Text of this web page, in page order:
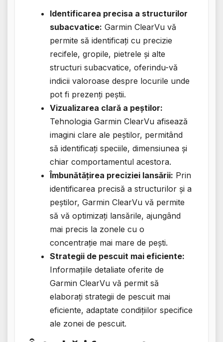
Identificarea precisa a structurilor
subacvatice: Garmin ClearVu vă
permite să identificați cu precizie
recifele, gropile, pietrele și alte
structuri subacvatice, oferindu-vă
indicii valoroase despre locurile unde
pot fi prezenți peștii.
Vizualizarea clară a peștilor:
Tehnologia Garmin ClearVu afisează
imagini clare ale peștilor, permitând
să identificați speciile, dimensiunea și
chiar comportamentul acestora.
Îmbunătățirea preciziei lansării: Prin
identificarea precisă a structurilor și a
peștilor, Garmin ClearVu vă permite
să vă optimizați lansările, ajungând
mai precis la zonele cu o
concentrație mai mare de pești.
Strategii de pescuit mai eficiente:
Informațiile detaliate oferite de
Garmin ClearVu vă permit să
elaborați strategii de pescuit mai
eficiente, adaptate condițiilor specifice
ale zonei de pescuit.